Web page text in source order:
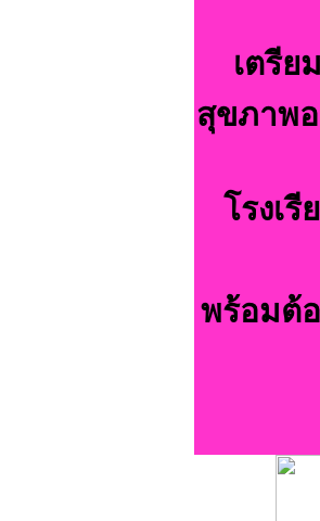
เตรี
สุขภาพ
โรงเ
พร้อมต้